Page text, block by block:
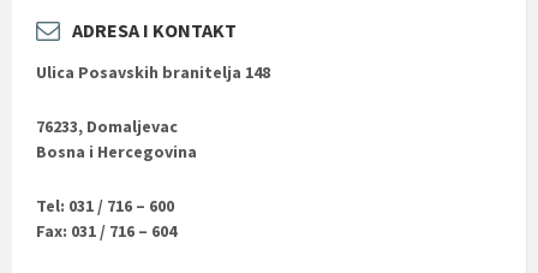
ADRESA I KONTAKT
Ulica Posavskih branitelja 148
76233, Domaljevac
Bosna i Hercegovina
Tel: 031 / 716 – 600
Fax: 031 / 716 – 604